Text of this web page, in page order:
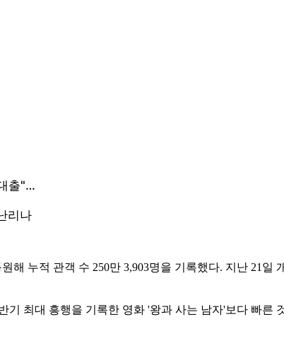
해 누적 관객 수 250만 3,903명을 기록했다. 지난 21일
기 최대 흥행을 기록한 영화 '왕과 사는 남자'보다 빠른